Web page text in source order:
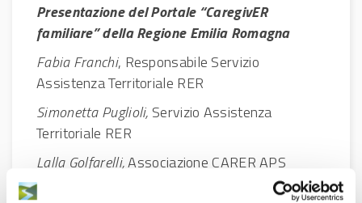
Presentazione del Portale “CaregivER
familiare” della Regione Emilia Romagna
Fabia Franchi, Responsabile Servizio
Assistenza Territoriale RER
Simonetta Puglioli, Servizio Assistenza
Territoriale RER
Lalla Golfarelli,Associazione CARER APS
I diversi ruoli del prendersi cura: operatrici e